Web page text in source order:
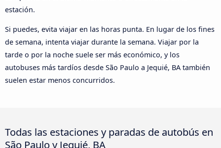
estación.
Si puedes, evita viajar en las horas punta. En lugar de los fines
de semana, intenta viajar durante la semana. Viajar por la
tarde o por la noche suele ser más económico, y los
autobuses más tardíos desde São Paulo a Jequié, BA también
suelen estar menos concurridos.
Todas las estaciones y paradas de autobús en
São Paulo y Jequié, BA